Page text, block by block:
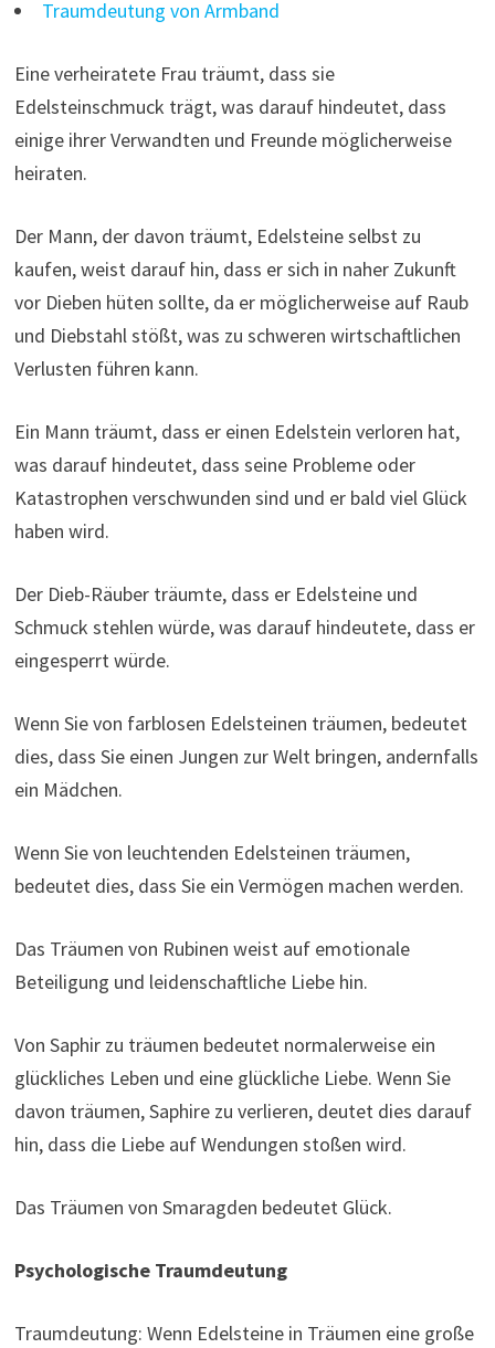
Traumdeutung von Armband
Eine verheiratete Frau träumt, dass sie
Edelsteinschmuck trägt, was darauf hindeutet, dass
einige ihrer Verwandten und Freunde möglicherweise
heiraten.
Der Mann, der davon träumt, Edelsteine ​​​​selbst zu
kaufen, weist darauf hin, dass er sich in naher Zukunft
vor Dieben hüten sollte, da er möglicherweise auf Raub
und Diebstahl stößt, was zu schweren wirtschaftlichen
Verlusten führen kann.
Ein Mann träumt, dass er einen Edelstein verloren hat,
was darauf hindeutet, dass seine Probleme oder
Katastrophen verschwunden sind und er bald viel Glück
haben wird.
Der Dieb-Räuber träumte, dass er Edelsteine ​​und
Schmuck stehlen würde, was darauf hindeutete, dass er
eingesperrt würde.
Wenn Sie von farblosen Edelsteinen träumen, bedeutet
dies, dass Sie einen Jungen zur Welt bringen, andernfalls
ein Mädchen.
Wenn Sie von leuchtenden Edelsteinen träumen,
bedeutet dies, dass Sie ein Vermögen machen werden.
Das Träumen von Rubinen weist auf emotionale
Beteiligung und leidenschaftliche Liebe hin.
Von Saphir zu träumen bedeutet normalerweise ein
glückliches Leben und eine glückliche Liebe. Wenn Sie
davon träumen, Saphire zu verlieren, deutet dies darauf
hin, dass die Liebe auf Wendungen stoßen wird.
Das Träumen von Smaragden bedeutet Glück.
Psychologische Traumdeutung
Traumdeutung: Wenn Edelsteine ​​in Träumen eine große